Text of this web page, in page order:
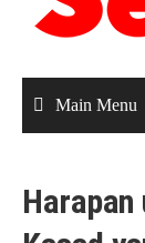
Main Menu